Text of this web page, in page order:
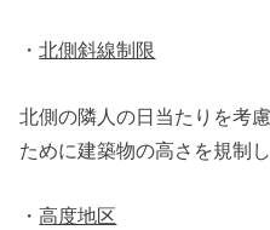
・北側斜線制限
北側の隣人の日当たりを考
ために建築物の高さを規制
・高度地区